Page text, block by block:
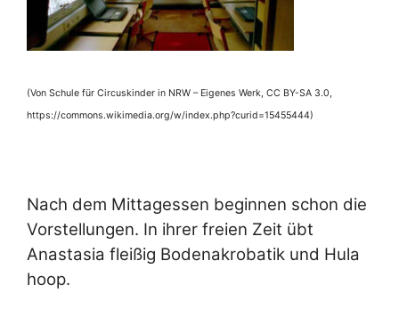
(Von Schule für Circuskinder in NRW – Eigenes Werk, CC BY-SA 3.0,
https://commons.wikimedia.org/w/index.php?curid=15455444)
Nach dem Mittagessen beginnen schon die
Vorstellungen. In ihrer freien Zeit übt
Anastasia fleißig Bodenakrobatik und Hula
hoop.